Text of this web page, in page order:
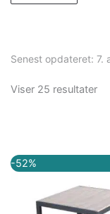
Senest opdateret: 7.
Viser 25 resultater
-52%
pris
2.699,00